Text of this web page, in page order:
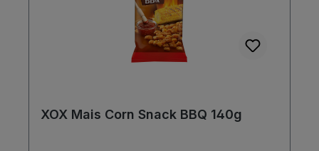
XOX Mais Corn Snack BBQ 140g